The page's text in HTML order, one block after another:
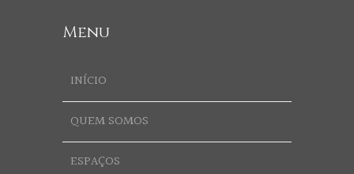
Menu
INÍCIO
QUEM SOMOS
ESPAÇOS